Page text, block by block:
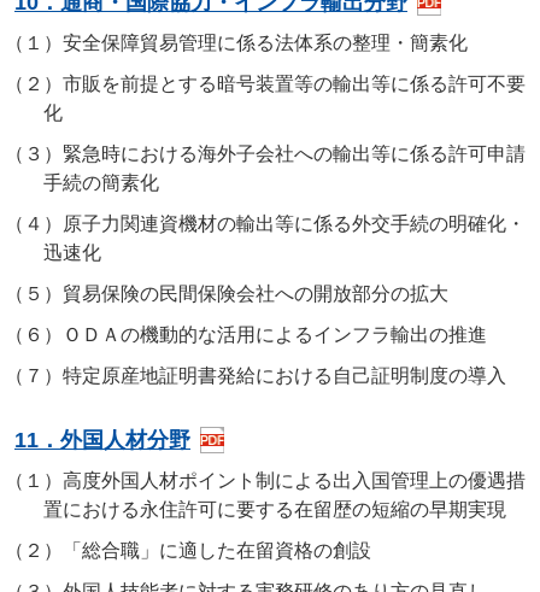
（１） 安全保障貿易管理に係る法体系の整理・簡素化
（２） 市販を前提とする暗号装置等の輸出等に係る許可不要
化
（３） 緊急時における海外子会社への輸出等に係る許可申請
手続の簡素化
（４）
原子力関連資機材の輸出等に係る外交手続の明確化・
迅速化
（５） 貿易保険の民間保険会社への開放部分の拡大
（６）
ＯＤＡの機動的な活用によるインフラ輸出の推進
（７） 特定原産地証明書発給における自己証明制度の導入
11．外国人材分野
（１） 高度外国人材ポイント制による出入国管理上の優遇措
置における永住許可に要する在留歴の短縮の早期実現
（２）
「総合職」に適した在留資格の創設